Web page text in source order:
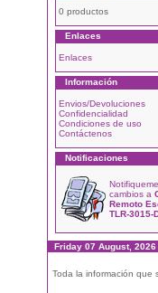
0 productos
Enlaces
Enlaces
Información
Envios/Devoluciones
Confidencialidad
Condiciones de uso
Contáctenos
Notificaciones
cambios a
Remoto
TLR-3015-
Friday 07 August, 2026
Toda la información que